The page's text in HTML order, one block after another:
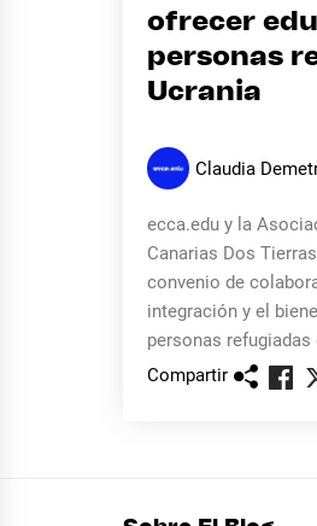
ofrecer
personas
Ucrania
Claudia
ecca.edu y la
Canarias Dos
convenio de
integración y el
personas refugiadas
Compartir